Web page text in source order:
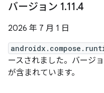
バージョン 1.11.4
2026 年 7 月 1 日
ースされました。バージ
が含まれています。